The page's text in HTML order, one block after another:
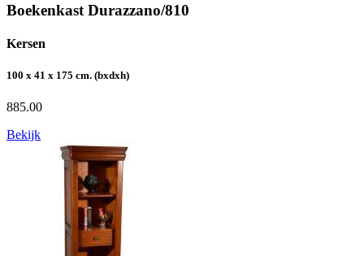
Boekenkast Durazzano/810
Kersen
100 x 41 x 175 cm. (bxdxh)
885.00
Bekijk